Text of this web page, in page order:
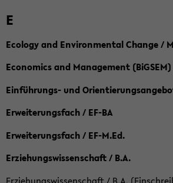
E
Ecology and Environmental Change /
Economics and Management
Einführungs- und
Erweiterungsfach / EF-BA
Erweiterungsfach / EF-M.Ed.
Erziehungswissenschaft / B.A.
Erziehungswissenschaft / B.A.